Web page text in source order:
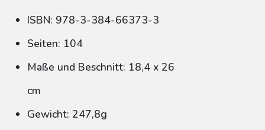
ISBN: 978-3-384-66373-3
Seiten: 104
Maße und Beschnitt: 18,4 x 26
cm
Gewicht: 247,8g